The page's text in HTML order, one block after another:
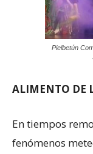
Pielbetún
ALIMENTO DE
En tiempos
fenómenos